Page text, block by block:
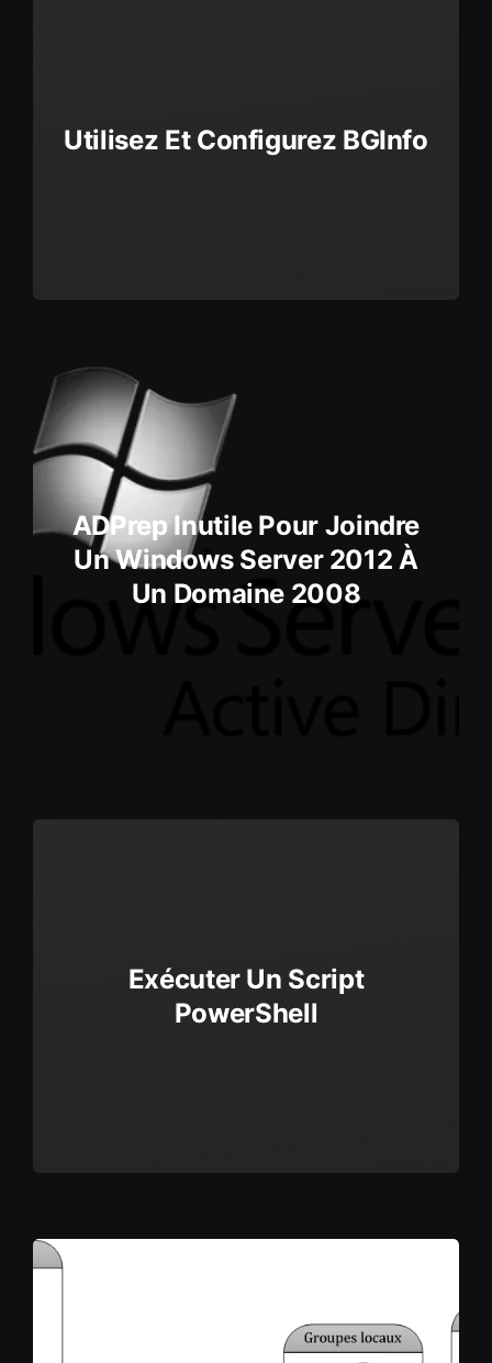
Utilisez Et Configurez BGInfo
ADPrep Inutile Pour Joindre
Un Windows Server 2012 À
Un Domaine 2008
Exécuter Un Script
PowerShell